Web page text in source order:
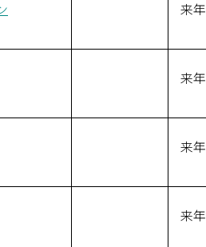
来年
来年
来年
来年